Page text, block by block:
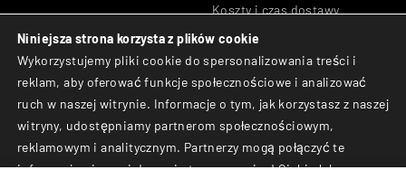
Koszty i czas dostawy
Tel: +48 533 666 776
E-mail: shop@lifeaid.pl
Bezpieczne płatności:
Przelewy24, BLIK, Karty
płatnicze
© Life Aid sp. z o.o. All
Rights Reserved.
Niniejsza strona korzysta z plików cookie
Wykorzystujemy pliki cookie do spersonalizowania treści i
reklam, aby oferować funkcje społecznościowe i analizować
ruch w naszej witrynie. Informacje o tym, jak korzystasz z naszej
witryny, udostępniamy partnerom społecznościowym,
reklamowym i analitycznym. Partnerzy mogą połączyć te